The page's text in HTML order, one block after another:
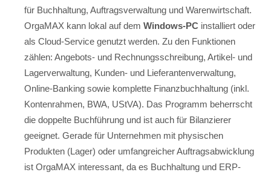
für Buchhaltung, Auftragsverwaltung und Warenwirtschaft.
OrgaMAX kann lokal auf dem Windows-PCinstalliert oder
als Cloud-Service genutzt werden. Zu den Funktionen
zählen: Angebots- und Rechnungsschreibung, Artikel- und
Lagerverwaltung, Kunden- und Lieferantenverwaltung,
Online-Banking sowie komplette Finanzbuchhaltung (inkl.
Kontenrahmen, BWA, UStVA). Das Programm beherrscht
die doppelte Buchführung und ist auch für Bilanzierer
geeignet. Gerade für Unternehmen mit physischen
Produkten (Lager) oder umfangreicher Auftragsabwicklung
ist OrgaMAX interessant, da es Buchhaltung und ERP-